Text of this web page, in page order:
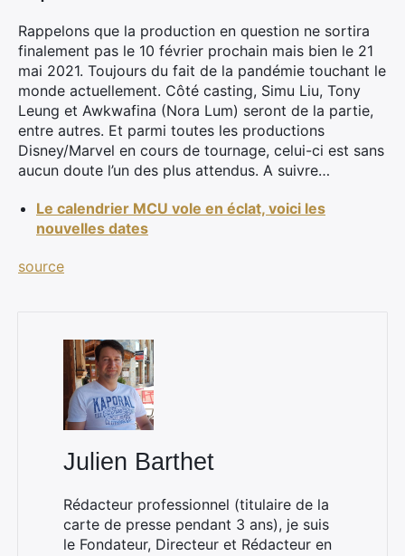
Rappelons que la production en question ne sortira
finalement pas le 10 février prochain mais bien le 21
mai 2021. Toujours du fait de la pandémie touchant le
monde actuellement. Côté casting, Simu Liu, Tony
Leung et Awkwafina (Nora Lum) seront de la partie,
entre autres. Et parmi toutes les productions
Disney/Marvel en cours de tournage, celui-ci est sans
aucun doute l’un des plus attendus. A suivre…
Le calendrier MCU vole en éclat, voici les
nouvelles dates
source
Julien Barthet
Rédacteur professionnel (titulaire de la
carte de presse pendant 3 ans), je suis
le Fondateur, Directeur et Rédacteur en
Rechercher